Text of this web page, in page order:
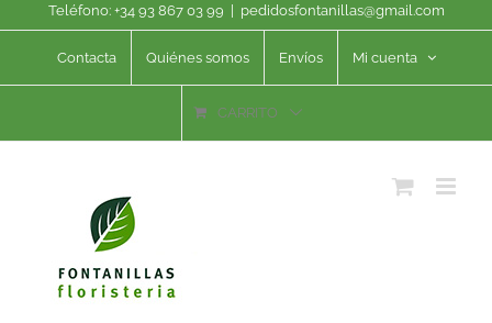
Teléfono: +34 93 867 03 99 pedidosfontanillas@gmail.com
Contacta Quiénes somos Envíos Mi cuenta
CARRITO